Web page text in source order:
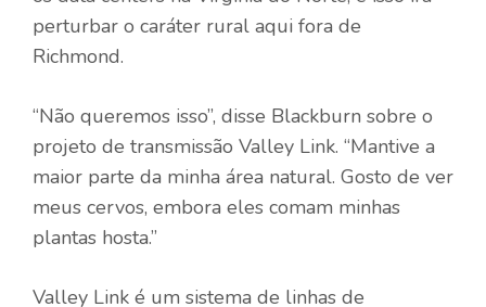
perturbar o caráter rural aqui fora de
Richmond.
“Não queremos isso”, disse Blackburn sobre o
projeto de transmissão Valley Link. “Mantive a
maior parte da minha área natural. Gosto de ver
meus cervos, embora eles comam minhas
plantas hosta.”
Valley Link é um sistema de linhas de